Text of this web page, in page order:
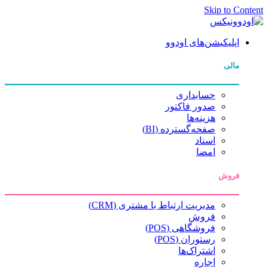
Skip to Content
اپلیکیشن‌های اودوو
مالی
حسابداری
صدور فاکتور
هزینه‌ها
صفحه‌گسترده (BI)
اسناد
امضا
فروش
مدیریت ارتباط با مشتری (CRM)
فروش
فروشگاهی (POS)
رستوران (POS)
اشتراک‌ها
اجاره